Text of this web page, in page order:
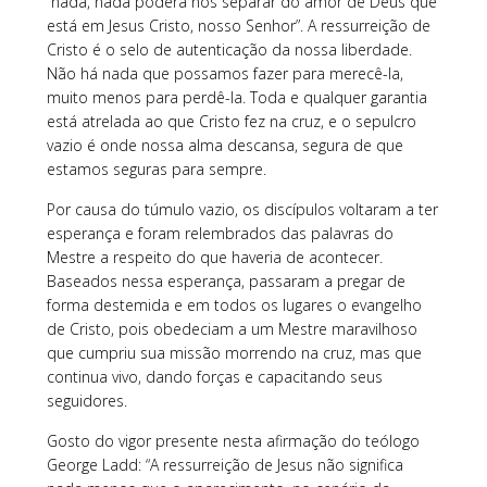
está em Jesus Cristo, nosso Senhor”. A ressurreição de
Cristo é o selo de autenticação da nossa liberdade.
Não há nada que possamos fazer para merecê-la,
muito menos para perdê-la. Toda e qualquer garantia
está atrelada ao que Cristo fez na cruz, e o sepulcro
vazio é onde nossa alma descansa, segura de que
estamos seguras para sempre.
Por causa do túmulo vazio, os discípulos voltaram a ter
esperança e foram relembrados das palavras do
Mestre a respeito do que haveria de acontecer.
Baseados nessa esperança, passaram a pregar de
forma destemida e em todos os lugares o evangelho
de Cristo, pois obedeciam a um Mestre maravilhoso
que cumpriu sua missão morrendo na cruz, mas que
continua vivo, dando forças e capacitando seus
seguidores.
Gosto do vigor presente nesta afirmação do teólogo
George Ladd: “A ressurreição de Jesus não significa